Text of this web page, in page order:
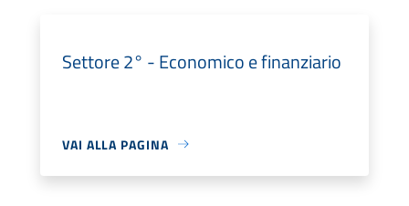
Settore 2° - Economico e finanziario
VAI ALLA PAGINA